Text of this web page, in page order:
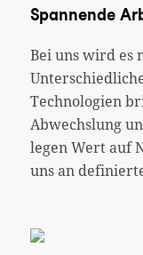
Spannende
Bei uns wird es
Technologien
Abwechslung
legen Wert auf
uns an